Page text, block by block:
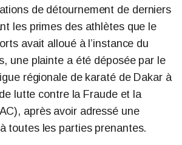
de détournement de derniers
les primes des athlètes que le
avait alloué à l’instance du
une plainte a été déposée par le
régionale de karaté de Dakar à
lutte contre la Fraude et la
après avoir adressé une
toutes les parties prenantes.